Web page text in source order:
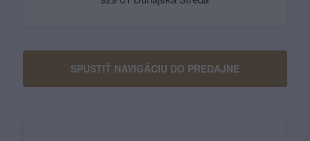
SPUSTIŤ NAVIGÁCIU DO PREDAJNE